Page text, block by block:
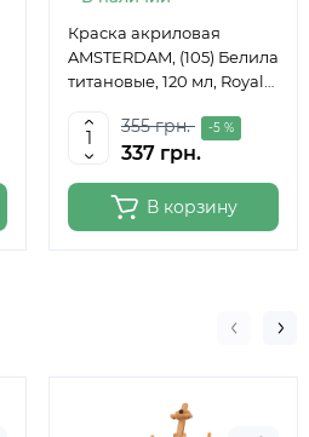
Краска акриловая
AMSTERDAM, (105) Белила
титановые, 120 мл, Royal
355 грн. -5 %
337 грн.
В корзину